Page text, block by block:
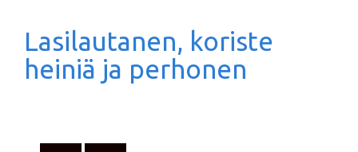
Lasilautanen, koriste
heiniä ja perhonen